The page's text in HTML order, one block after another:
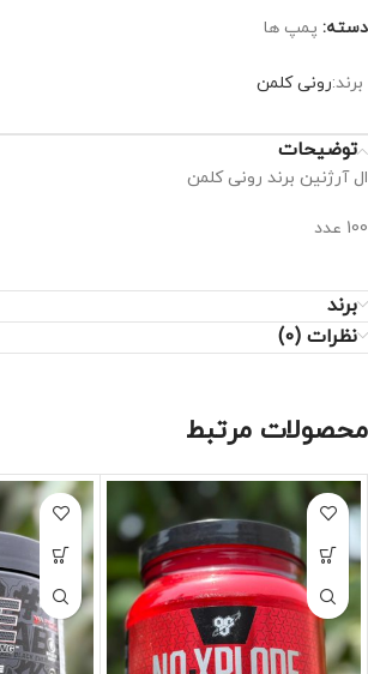
دسته: پمپ ها
برند:رونی کلمن
توضیحات
ال آرژنین برند رونی کلمن
100 عدد
برند
نظرات (0)
محصولات مرتبط